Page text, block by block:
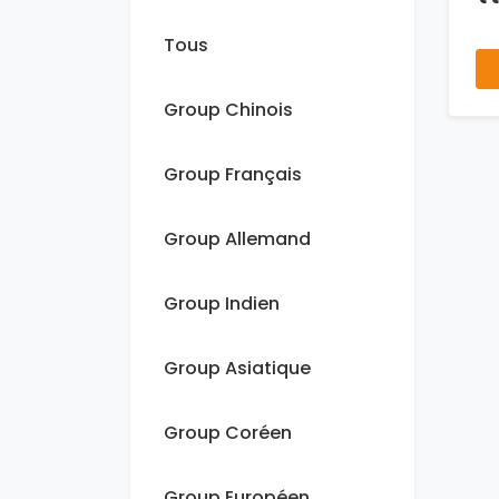
Tous
Group Chinois
Group Français
Group Allemand
Group Indien
Group Asiatique
Group Coréen